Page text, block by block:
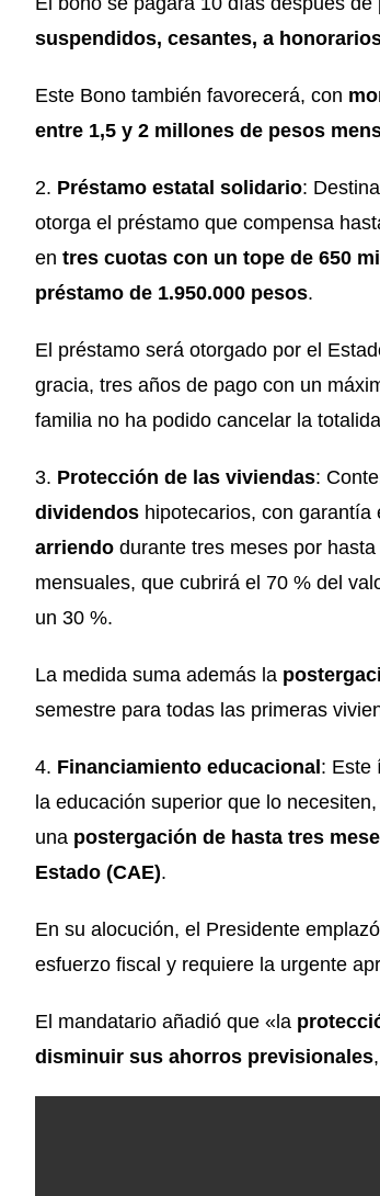
suspendidos, cesantes, a
Este Bono también favorecerá, con
entre 1,5 y 2 millones de pesos
2. Préstamo estatal solidario:
otorga el préstamo que compensa
en tres cuotas con un tope de 650
préstamo de 1.950.000 pesos.
El préstamo será otorgado por el
gracia, tres años de pago con un
familia no ha podido cancelar la
3. Protección de las viviendas:
dividendos hipotecarios, con
arriendo durante tres meses por
mensuales, que cubrirá el 70 % del
un 30 %.
La medida suma además la
semestre para todas las primeras
4. Financiamiento educacional : Este
la educación superior que lo
una postergación de hasta tres
Estado (CAE).
En su alocución, el Presidente
esfuerzo fiscal y requiere la urgente
El mandatario añadió que «la
disminuir sus ahorros previsionales